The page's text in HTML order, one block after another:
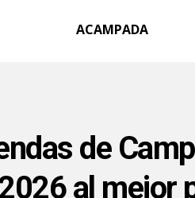
ACAMPADA
de
al mejor